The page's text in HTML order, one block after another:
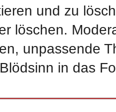
und zu
löschen.
unpassende
in das